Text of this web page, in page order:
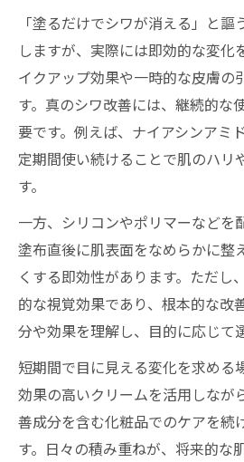
「塗るだけでシワが消える」と
しますが、実際には即効的な変化
イクアップ効果や一時的な皮膚の
す。真のシワ改善には、継続的な
要です。例えば、ナイアシンアミ
定期間使い続けることで肌のハリ
す。
一方、シリコンやポリマーなどを
塗布直後に肌表面をなめらかに整
くする即効性があります。ただし
的な視覚効果であり、根本的な改
分や効果を理解し、目的に応じて
短期間で目に見える変化を求める
効果の高いクリームを活用しなが
善成分を含む化粧品でのケアを続
す。日々の積み重ねが、将来的な